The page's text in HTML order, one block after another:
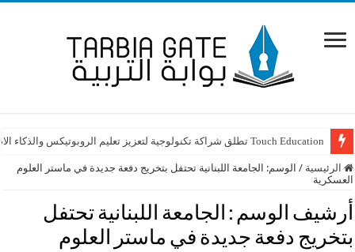
Touch Education تطلق شراكة تكنولوجية لتعزيز تعليم الروبوتيكس والذكاء الاصطناعي STEAM في لبنان
الرئيسية / الوسم: الجامعة اللبنانية تحتفل بتخريج دفعة جديدة في ماستر العلوم
العسكرية
أرشيف الوسم : الجامعة اللبنانية تحتفل
بتخريج دفعة جديدة في ماستر العلوم